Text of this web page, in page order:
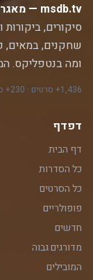
msdb.tv — מאגר הסדרות והסרטים המוביל בעברית.
סיקורים,
שחקנים, במאים,
ומה בנטפליקס.
1,436+ סרטים · 230+ סדרות · 12,000+ פרקים
דפדף
דף הבית
כל הסדרות
כל הסרטים
פופולריים
חדשים
מדורגים גבוה
המובילים